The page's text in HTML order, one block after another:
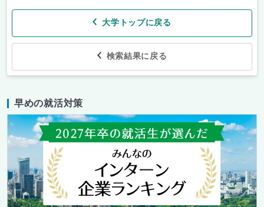
大学トップに戻る
検索結果に戻る
早めの就活対策